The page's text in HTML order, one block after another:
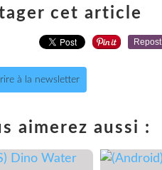
cet article
Repost
à la newsletter
aimerez aussi :